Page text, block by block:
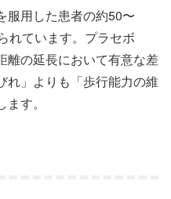
服用した患者の約50〜
れています。プラセボ
離の延長において有意な差
れ」よりも「歩行能力の維
す。